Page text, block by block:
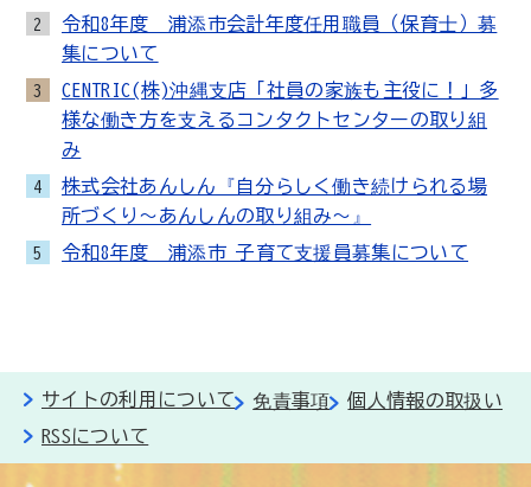
2
令和8年度 浦添市会計年度任用職員（保育士）募
集について
3
CENTRIC(株)沖縄支店「社員の家族も主役に！」多
様な働き方を支えるコンタクトセンターの取り組
み
4
株式会社あんしん『自分らしく働き続けられる場
所づくり～あんしんの取り組み～』
5 令和8年度 浦添市 子育て支援員募集について
サイトの利用について 免責事項
個人情報の取扱い
RSSについて